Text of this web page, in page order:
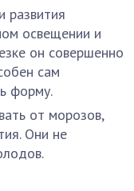
развития
освещении и
он совершенно
сам
форму.
от морозов,
Они не